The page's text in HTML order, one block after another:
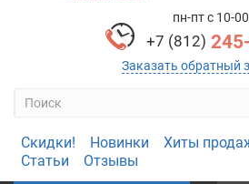
пн-пт с 10-
+7 (812)
Заказать обратный
Скидки! Новинки Хиты
Статьи
Отзывы